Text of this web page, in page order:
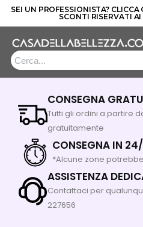
al
contenuto
SEI UN PROFESSIONISTA?
SCONTI RISERVATI
CONSEGNA
Tutti gli ordini a partire
gratuitamente
CONSEGNA IN
*Alcune zone
ASSISTENZA
Contattaci per
227656